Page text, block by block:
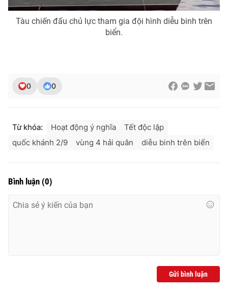
Tàu chiến đấu chủ lực tham gia đội hình diễu binh trên
biển.
0 0
Từ khóa: Hoạt động ý nghĩa
Tết độc lập
quốc khánh 2/9
vùng 4 hải quân diễu binh trên biển
Bình luận (0)
Gửi bình luận